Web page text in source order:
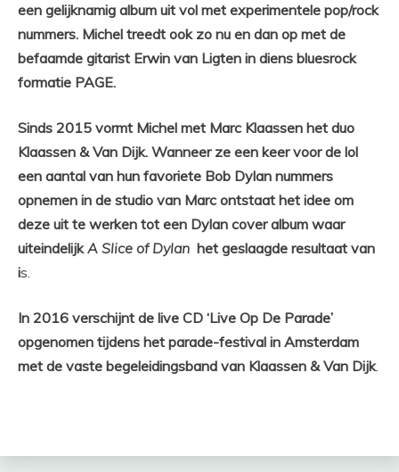
een gelijknamig album uit vol met experimentele pop/rock
nummers. Michel treedt ook zo nu en dan op met de
befaamde gitarist Erwin van Ligten in diens bluesrock
formatie PAGE.
Sinds 2015 vormt Michel met Marc Klaassen het duo
Klaassen & Van Dijk. Wanneer ze een keer voor de lol
een aantal van hun favoriete Bob Dylan nummers
opnemen in de studio van Marc ontstaat het idee om
deze uit te werken tot een Dylan cover album waar
uiteindelijkA Slice of Dylan het geslaagde resultaat van
is.
In 2016 verschijnt de live CD ‘Live Op De Parade’
opgenomen tijdens het parade-festival in Amsterdam
met de vaste begeleidingsband van Klaassen & Van Dijk.